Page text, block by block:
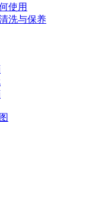
使用
洗与保养